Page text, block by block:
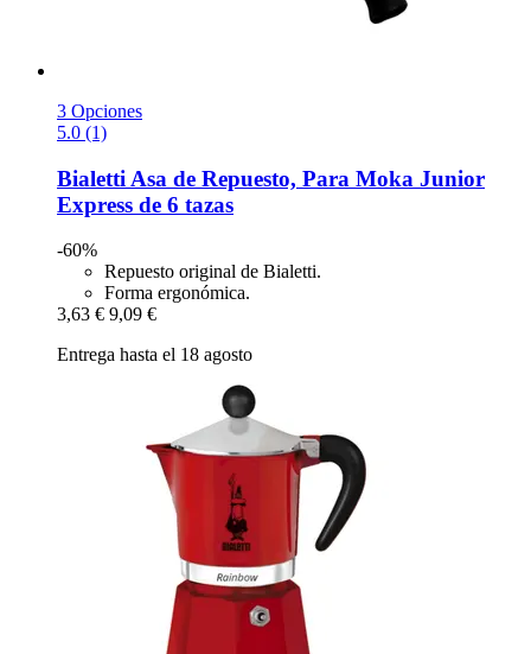
3 Opciones
5.0 (1)
Bialetti Asa de Repuesto, Para Moka Junior
Express de 6 tazas
-60%
Repuesto original de Bialetti.
Forma ergonómica.
3,63 € 9,09 €
Entrega hasta el 18 agosto